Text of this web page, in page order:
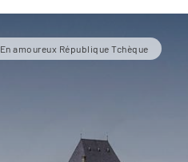
En amoureux République Tchèque